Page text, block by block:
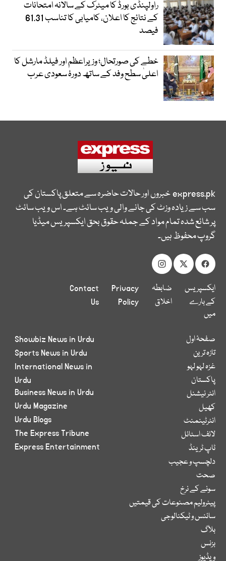
راولپنڈی بورڈ کا میٹرک کے سالانہ امتحانات
کے نتائج کا اعلان، کامیابی کا تناسب 61.31
فیصد
خطے کی صورتحال؛ وزیراعظم اور فیلڈ مارشل کا
اعلیٰ سطح وفد کے ساتھ دورۂ سعودی عرب
express.pkخبروں اور حالات حاضرہ سے متعلق پاکستان کی
سب سے زیادہ وزٹ کی جانے والی ویب سائٹ ہے۔ اس ویب سائٹ
پر شائع شدہ تمام مواد کے جملہ حقوق بحق ایکسپریس میڈیا
گروپ محفوظ ہیں۔
ایکسپریس
کے بارے
میں
ضابطہ
اخلاق
Privacy
Policy
Contact
Us
صفحۂ اول
تازہ ترین
غزہ لہو لہو
پاکستان
انٹر نیشنل
کھیل
انٹرٹینمنٹ
لائف اسٹائل
ٹاپ ٹرینڈ
دلچسپ و عجیب
صحت
سونے کے نرخ
پیٹرولیم مصنوعات کی قیمتیں
سائنس و ٹیکنالوجی
بلاگ
بزنس
ویڈیوز
Showbiz News in Urdu
Sports News in Urdu
International News in
Urdu
Business News in Urdu
Urdu Magazine
Urdu Blogs
The Express Tribune
Express Entertainment